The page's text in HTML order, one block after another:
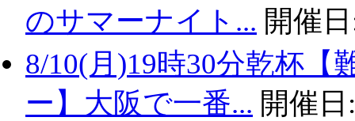
のサマーナイト... 開催
8/10(月)19時30分乾杯【
ー】大阪で一番... 開催